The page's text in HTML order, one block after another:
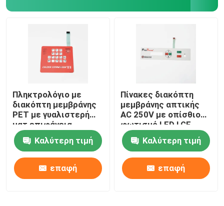
Πληκτρολόγιο με
διακόπτη μεμβράνης
PET με γυαλιστερή
ματ επιφάνεια
Καλύτερη τιμή
επαφή
Πίνακες διακόπτη
μεμβράνης απτικής
AC 250V με οπίσθιο
φωτισμό LED LGF
Καλύτερη τιμή
επαφή